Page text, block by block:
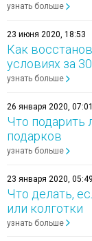
узнать больше
23 июня 2020, 18:53
Как
условиях за
узнать больше
26 января 2020, 07:01
Что подарить
подарков
узнать больше
23 января 2020, 05:49
Что делать,
или колготки
узнать больше